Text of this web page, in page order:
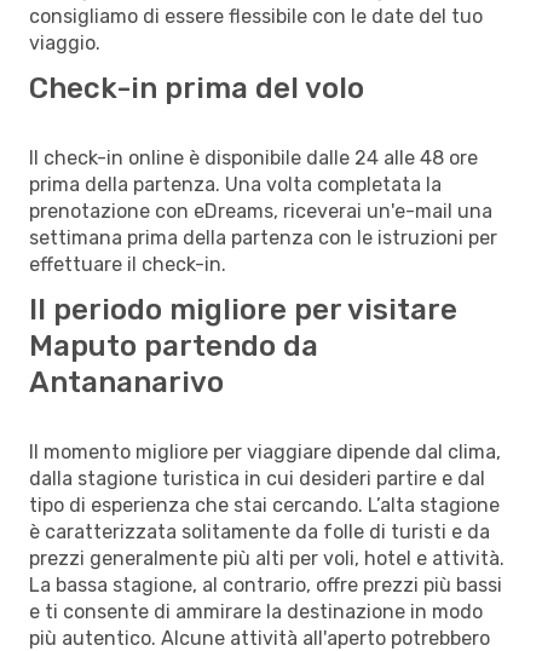
consigliamo di essere flessibile con le date del tuo
viaggio.
Check-in prima del volo
Il check-in online è disponibile dalle 24 alle 48 ore
prima della partenza. Una volta completata la
prenotazione con eDreams, riceverai un'e-mail una
settimana prima della partenza con le istruzioni per
effettuare il check-in.
Il periodo migliore per visitare
Maputo partendo da
Antananarivo
Il momento migliore per viaggiare dipende dal clima,
dalla stagione turistica in cui desideri partire e dal
tipo di esperienza che stai cercando. L’alta stagione
è caratterizzata solitamente da folle di turisti e da
prezzi generalmente più alti per voli, hotel e attività.
La bassa stagione, al contrario, offre prezzi più bassi
e ti consente di ammirare la destinazione in modo
più autentico. Alcune attività all'aperto potrebbero